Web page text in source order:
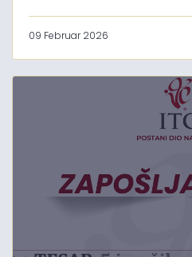
09 Februar 2026